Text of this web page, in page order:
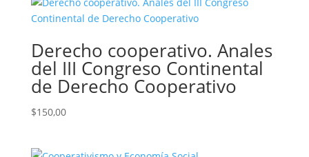
Derecho cooperativo. Anales
del III Congreso Continental
de Derecho Cooperativo
$150,00